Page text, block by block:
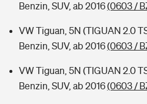
Benzin, SUV, ab 2016(0603 /
VW Tiguan, 5N (TIGUAN 2.0
Benzin, SUV, ab 2016(0603 /
VW Tiguan, 5N (TIGUAN 2.0
Benzin, SUV, ab 2016(0603 /